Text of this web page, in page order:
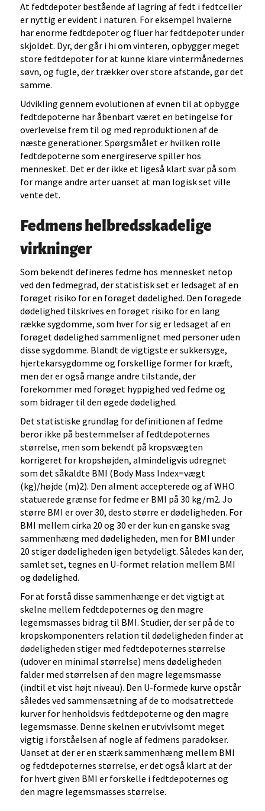
At fedtdepoter bestående af lagring af fedt i fedtceller
er nyttig er evident i naturen. For eksempel hvalerne
har enorme fedtdepoter og fluer har fedtdepoter under
skjoldet. Dyr, der går i hi om vinteren, opbygger meget
store fedtdepoter for at kunne klare vintermånedernes
søvn, og fugle, der trækker over store afstande, gør det
samme.
Udvikling gennem evolutionen af evnen til at opbygge
fedtdepoterne har åbenbart været en betingelse for
overlevelse frem til og med reproduktionen af de
næste generationer. Spørgsmålet er hvilken rolle
fedtdepoterne som energireserve spiller hos
mennesket. Det er der ikke et ligeså klart svar på som
for mange andre arter uanset at man logisk set ville
vente det.
Fedmens helbredsskadelige
virkninger
Som bekendt defineres fedme hos mennesket netop
ved den fedmegrad, der statistisk set er ledsaget af en
forøget risiko for en forøget dødelighed. Den forøgede
dødelighed tilskrives en forøget risiko for en lang
række sygdomme, som hver for sig er ledsaget af en
forøget dødelighed sammenlignet med personer uden
disse sygdomme. Blandt de vigtigste er sukkersyge,
hjertekarsygdomme og forskellige former for kræft,
men der er også mange andre tilstande, der
forekommer med forøget hyppighed ved fedme og
som bidrager til den øgede dødelighed.
Det statistiske grundlag for definitionen af fedme
beror ikke på bestemmelser af fedtdepoternes
størrelse, men som bekendt på kropsvægten
korrigeret for kropshøjden, almindeligvis udregnet
som det såkaldte BMI (Body Mass Index=vægt
(kg)/højde (m)2). Den alment accepterede og af WHO
statuerede grænse for fedme er BMI på 30 kg/m2. Jo
større BMI er over 30, desto større er dødeligheden. For
BMI mellem cirka 20 og 30 er der kun en ganske svag
sammenhæng med dødeligheden, men for BMI under
20 stiger dødeligheden igen betydeligt. Således kan der,
samlet set, tegnes en U-formet relation mellem BMI
og dødelighed.
For at forstå disse sammenhænge er det vigtigt at
skelne mellem fedtdepoternes og den magre
legemsmasses bidrag til BMI. Studier, der ser på de to
kropskomponenters relation til dødeligheden finder at
dødeligheden stiger med fedtdepoternes størrelse
(udover en minimal størrelse) mens dødeligheden
falder med størrelsen af den magre legemsmasse
(indtil et vist højt niveau). Den U-formede kurve opstår
således ved sammensætning af de to modsatrettede
kurver for henholdsvis fedtdepoterne og den magre
legemsmasse. Denne skelnen er utvivlsomt meget
vigtig i forståelsen af nogle af fedmens paradokser.
Uanset at der er en stærk sammenhæng mellem BMI
og fedtdepoternes størrelse, er det også klart at der
for hvert given BMI er forskelle i fedtdepoternes og
den magre legemsmasses størrelse.